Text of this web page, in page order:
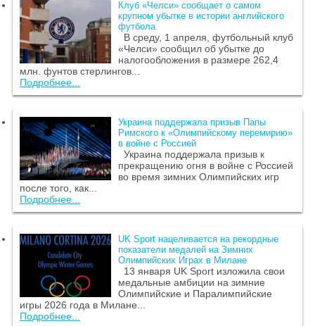
Клуб «Челси» сообщает о самом
крупном убытке в истории английского
футбола
В среду, 1 апреля, футбольный клуб
«Челси» сообщил об убытке до
налогообложения в размере 262,4
млн. фунтов стерлингов...
Подробнее...
Украина поддержала призыв Папы
Римского к «Олимпийскому перемирию»
в войне с Россией
Украина поддержала призыв к
прекращению огня в войне с Россией
во время зимних Олимпийских игр
после того, как...
Подробнее...
UK Sport нацеливается на рекордные
показатели медалей на Зимних
Олимпийских Играх в Милане
13 января UK Sport изложила свои
медальные амбиции на зимние
Олимпийские и Паралимпийские
игры 2026 года в Милане...
Подробнее...